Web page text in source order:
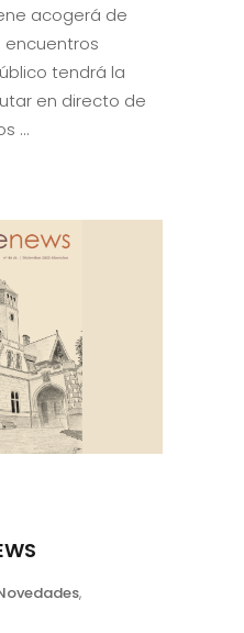
acogerá de
encuentros
tendrá la
en directo de
,